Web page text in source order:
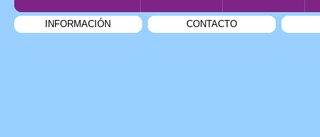
INFORMACIÓN CONTACTO